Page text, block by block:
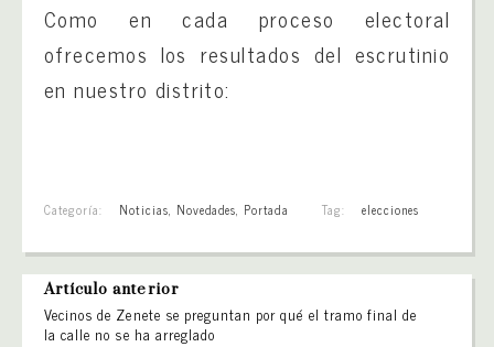
Como en cada proceso electoral
ofrecemos los resultados del escrutinio
en nuestro distrito:
Categoría: Noticias, Novedades, Portada Tag: elecciones
Artículo anterior
Vecinos de Zenete se preguntan por qué el tramo final de
la calle no se ha arreglado